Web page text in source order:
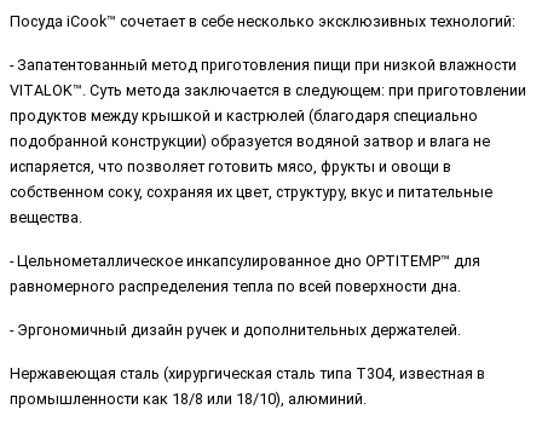
Посуда iCook™ сочетает в себе несколько эксклюзивных технологий:
- Запатентованный метод приготовления пищи при низкой влажности
VITALOK™. Суть метода заключается в следующем: при приготовлении
продуктов между крышкой и кастрюлей (благодаря специально
подобранной конструкции) образуется водяной затвор и влага не
испаряется, что позволяет готовить мясо, фрукты и овощи в
собственном соку, сохраняя их цвет, структуру, вкус и питательные
вещества.
- Цельнометаллическое инкапсулированное дно OPTITEMP™ для
равномерного распределения тепла по всей поверхности дна.
- Эргономичный дизайн ручек и дополнительных держателей.
Нержавеющая сталь (хирургическая сталь типа T304, известная в
промышленности как 18/8 или 18/10), алюминий.